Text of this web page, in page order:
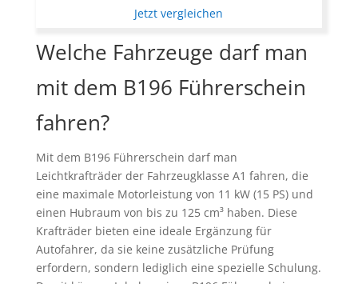
Jetzt vergleichen
Welche Fahrzeuge darf man
mit dem B196 Führerschein
fahren?
Mit dem B196 Führerschein darf man
Leichtkrafträder der Fahrzeugklasse A1 fahren, die
eine maximale Motorleistung von 11 kW (15 PS) und
einen Hubraum von bis zu 125 cm³ haben. Diese
Krafträder bieten eine ideale Ergänzung für
Autofahrer, da sie keine zusätzliche Prüfung
erfordern, sondern lediglich eine spezielle Schulung.